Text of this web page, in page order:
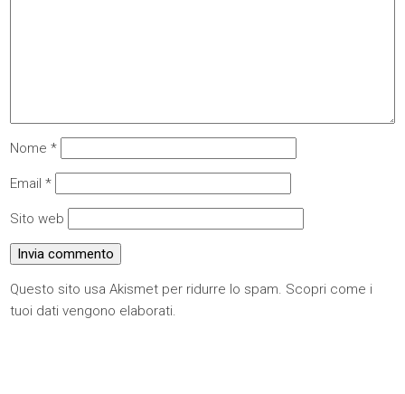
Nome*
Email*
Sito web
Questo sito usa Akismet per ridurre lo spam. Scopri come i
tuoi dati vengono elaborati.